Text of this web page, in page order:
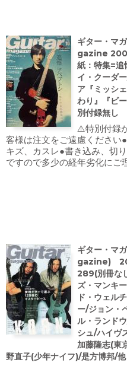
ギター・マ
gazine
紙：特集=追
イ・クーダ
ア『ミッシ
わり』『ビ
別付録無し
⚠️特別付録
客様は注文をご遠慮ください
キズ、カスレ●書き込み、切
ですので多少の経年劣化にご
ギター・マ
gazine)
289(別冊な
ズ・マンキ
ド・ウェル
ー/ジョン・
ル・ランド
シュ/ハイヴ
加藤隆志(東
野直子(少年ナイフ)/是方博邦/他